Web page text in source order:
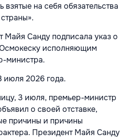
на себя обязательства
Майя Санду подписала указ о
исполняющим
министра.
июля 2026 года.
3 июля, премьер-министр
о своей отставке,
причины и причины
Президент Майя Санду